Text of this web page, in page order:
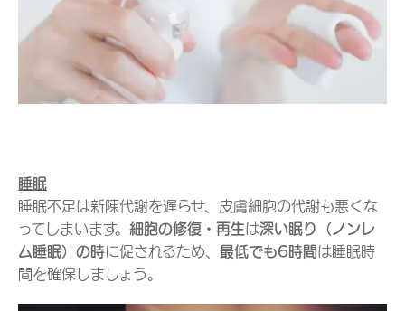
睡眠
睡眠不足は新陳代謝を遅らせ、皮膚細胞の代謝も悪くな
ってしまいます。 細胞の修復・再生は深い眠り（ノンレ
ム睡眠）の時に促されるため、 最低でも6時間は睡眠時
間を確保しましょう。